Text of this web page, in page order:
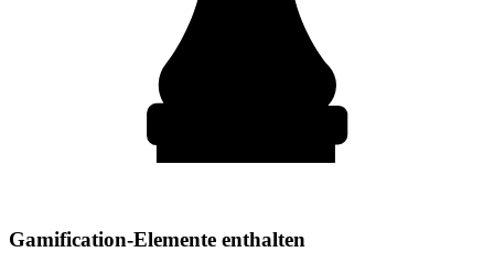
Gamification-Elemente enthalten